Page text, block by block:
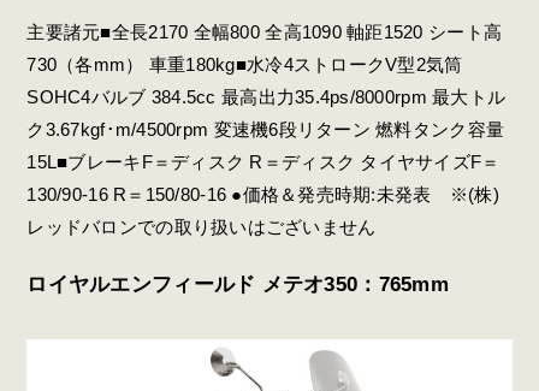
主要諸元■全長2170 全幅800 全高1090 軸距1520 シート高
730（各mm） 車重180kg■水冷4ストロークV型2気筒
SOHC4バルブ 384.5cc 最高出力35.4ps/8000rpm 最大トル
ク3.67kgf･m/4500rpm 変速機6段リターン 燃料タンク容量
15L■ブレーキF＝ディスク R＝ディスク タイヤサイズF＝
130/90-16 R＝150/80-16 ●価格＆発売時期:未発表 ※(株)
レッドバロンでの取り扱いはございません
ロイヤルエンフィールド メテオ350：765mm